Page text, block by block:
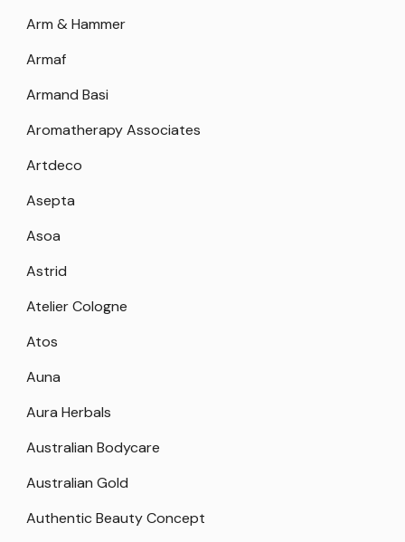
Arm & Hammer
Armaf
Armand Basi
Aromatherapy Associates
Artdeco
Asepta
Asoa
Astrid
Atelier Cologne
Atos
Auna
Aura Herbals
Australian Bodycare
Australian Gold
Authentic Beauty Concept